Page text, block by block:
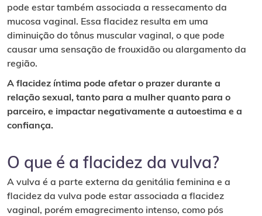
pode estar também associada a ressecamento da
mucosa vaginal. Essa flacidez resulta em uma
diminuição do tônus muscular vaginal, o que pode
causar uma sensação de frouxidão ou alargamento da
região.
A flacidez íntima pode afetar o prazer durante a
relação sexual, tanto para a mulher quanto para o
parceiro, e impactar negativamente a autoestima e a
confiança.
O que é a flacidez da vulva?
A vulva é a parte externa da genitália feminina e a
flacidez da vulva pode estar associada a flacidez
vaginal, porém emagrecimento intenso, como pós